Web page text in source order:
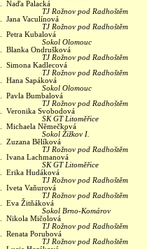
Naďa Palacká
TJ Rožnov pod Radhoštěm
Jana Vaculínová
TJ Rožnov pod Radhoštěm
Petra Kubalová
Sokol Olomouc
Blanka Ondrušková
TJ Rožnov pod Radhoštěm
Simona Kadlecová
TJ Rožnov pod Radhoštěm
Hana Sapáková
Sokol Olomouc
Pavla Bumbalová
TJ Rožnov pod Radhoštěm
Veronika Svobodová
SK GT Litoměřice
Michaela Němečková
Sokol Žižkov I.
Zuzana Bělíková
TJ Rožnov pod Radhoštěm
Ivana Lachmanová
SK GT Litoměřice
Erika Hudáková
TJ Rožnov pod Radhoštěm
Iveta Vaňurová
TJ Rožnov pod Radhoštěm
Eva Žitňáková
Sokol Brno-Komárov
Nikola Mičolová
TJ Rožnov pod Radhoštěm
Renata Porubová
TJ Rožnov pod Radhoštěm